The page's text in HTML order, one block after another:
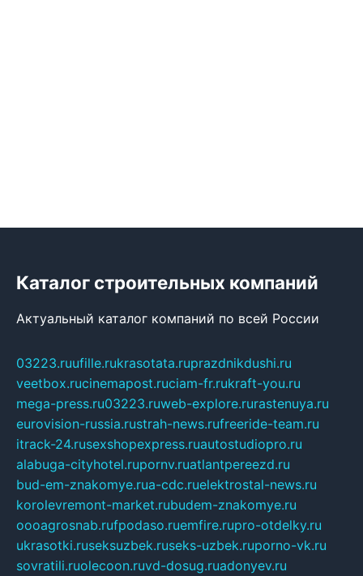
Каталог строительных компаний
Актуальный каталог компаний по всей России
03223.ruufille.rukrasotata.ruprazdnikdushi.ru
veetbox.rucinemapost.ruciam-fr.rukraft-you.ru
mega-press.ru03223.ruweb-explore.rurastenuya.ru
eurovision-russia.rustrah-news.rufreeride-team.ru
itrack-24.rusexshopexpress.ruautostudiopro.ru
alabuga-cityhotel.rupornv.ruatlantpereezd.ru
bud-em-znakomye.rua-cdc.ruelektrostal-news.ru
korolevremont-market.rubudem-znakomye.ru
oooagrosnab.rufpodaso.ruemfire.rupro-otdelky.ru
ukrasotki.ruseksuzbek.ruseks-uzbek.ruporno-vk.ru
sovratili.ruolecoon.ruvd-dosug.ruadonyev.ru